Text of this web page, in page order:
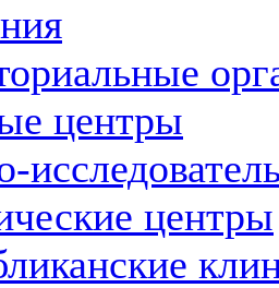
центры
центры